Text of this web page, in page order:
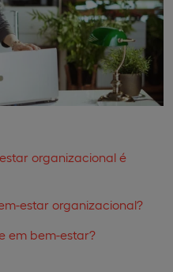
organizacional é
estar organizacional?
em bem-estar?